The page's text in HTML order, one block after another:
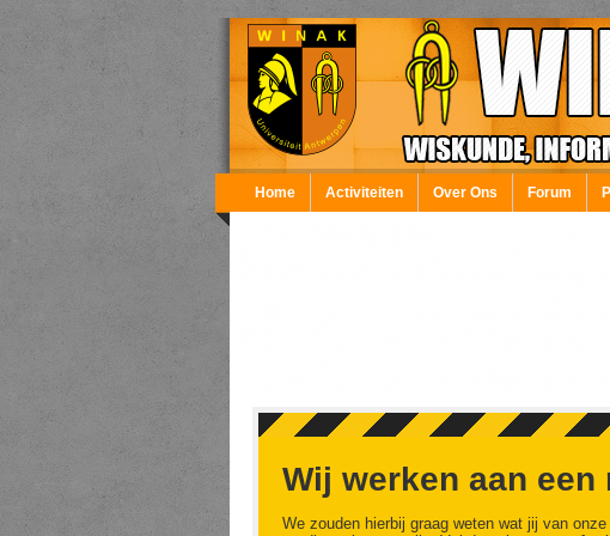
Overslaan en naar de inhoud gaan
Home Activiteiten Over Ons Forum
Wij werken aan een
We zouden hierbij graag weten wat jij van